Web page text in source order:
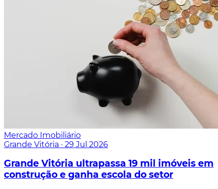
Mercado Imobiliário
Grande Vitória · 29 Jul 2026
Grande Vitória ultrapassa 19 mil imóveis em
construção e ganha escola do setor